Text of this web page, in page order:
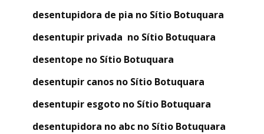
desentupidora de pia no Sítio Botuquara
desentupir privada no Sítio Botuquara
desentope no Sítio Botuquara
desentupir canos no Sítio Botuquara
desentupir esgoto no Sítio Botuquara
desentupidora no abc no Sítio Botuquara